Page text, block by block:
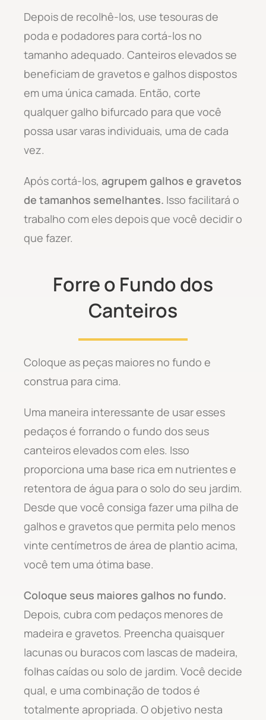
Depois de recolhê-los, use tesouras de
poda e podadores para cortá-los no
tamanho adequado. Canteiros elevados se
beneficiam de gravetos e galhos dispostos
em uma única camada. Então, corte
qualquer galho bifurcado para que você
possa usar varas individuais, uma de cada
vez.
Após cortá-los, agrupem galhos e gravetos
de tamanhos semelhantes. Isso facilitará o
trabalho com eles depois que você decidir o
que fazer.
Forre o Fundo dos
Canteiros
Coloque as peças maiores no fundo e
construa para cima.
Uma maneira interessante de usar esses
pedaços é forrando o fundo dos seus
canteiros elevados com eles. Isso
proporciona uma base rica em nutrientes e
retentora de água para o solo do seu jardim.
Desde que você consiga fazer uma pilha de
galhos e gravetos que permita pelo menos
vinte centímetros de área de plantio acima,
você tem uma ótima base.
Coloque seus maiores galhos no fundo.
Depois, cubra com pedaços menores de
madeira e gravetos. Preencha quaisquer
lacunas ou buracos com lascas de madeira,
folhas caídas ou solo de jardim. Você decide
qual, e uma combinação de todos é
totalmente apropriada. O objetivo nesta